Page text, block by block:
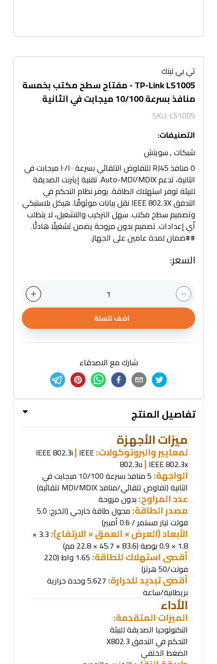
تي بي لينك
TP-Link LS1005 - مفتاح سطح مكتب بخمسة
منافذ بسرعة 10/100 ميجابت في الثانية
SKU: LS1005
التصنيفات:
شبكات,سويتش
٥ منافذ RJ45 للتفاوض التلقائي بسرعة ١٠/١٠٠ ميجابت في
الثانية، تدعم Auto-MDI/MDIX. تقنية إيثرنت الصديقة
للبيئة توفر استهلاك الطاقة. يوفر نظام التحكم في
التدفق IEEE 802.3X نقل بيانات موثوقًا. هيكل بلاستيكي
وتصميم سطح مكتب. سهل التركيب والتشغيل، لا يتطلب
أي إعدادات. تصميم بدون مروحة يضمن تشغيلًا هادئًا.
##ضمان لمدة عامين على الجهاز.
السعر:
1
اضف للسلة
شارك مع الاصدقاء
تفاصيل المنتج
ميزات الأجهزة
لمعايير والبروتوكولات:
IEEE 802.3i| IEEE
802.3u | IEEE 802.3x
الواجهة:
5 منافذ بسرعة 10/100 ميجابت في
الثانية(تفاوض تلقائي/منافذMDI/MDIX تلقائية)
عدد المراوح: بدون مروحة
مصدر الطاقة:
محول طاقة خارجي (الخرج: 5.0
فولت تيار مستمر / 0.6 أمبير)
الأبعاد (العرض × العمق × الارتفاع):
3.3 ×
1.8 × 0.9 بوصة (83.6 × 45.7 × 22.8 مم)
أقصى استهلاك للطاقة:
1.65 واط (220
فولت/50 هرتز)
أقصى تبديد للحرارة:
5.627 وحدة حرارية
بريطانية/ساعة
الأداء
الميزات المتقدمة:
التكنولوجيا الصديقة للبيئة
التحكم في التدفق 802.3
X
الضغط الخلفي